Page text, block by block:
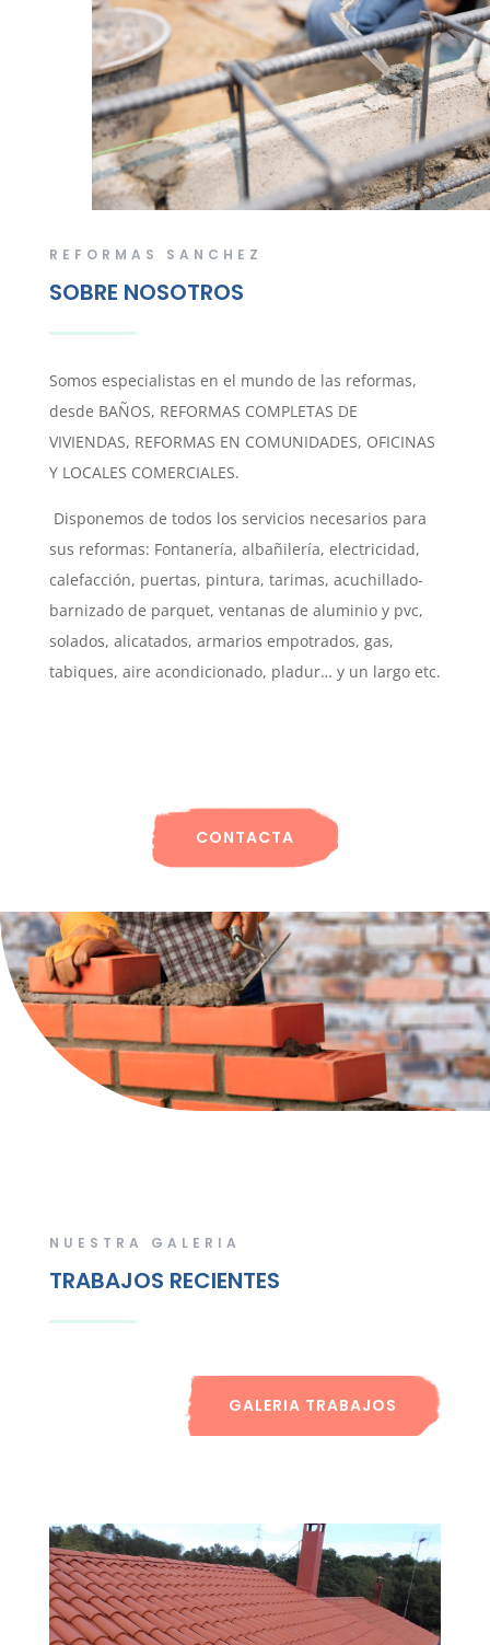
REFORMAS SANCHEZ
SOBRE NOSOTROS
Somos especialistas en el mundo de las reformas,
desde BAÑOS, REFORMAS COMPLETAS DE
VIVIENDAS, REFORMAS EN COMUNIDADES, OFICINAS
Y LOCALES COMERCIALES.
Disponemos de todos los servicios necesarios para
sus reformas: Fontanería, albañilería, electricidad,
calefacción, puertas, pintura, tarimas, acuchillado-
barnizado de parquet, ventanas de aluminio y pvc,
solados, alicatados, armarios empotrados, gas,
tabiques, aire acondicionado, pladur… y un largo etc.
CONTACTA
NUESTRA GALERIA
TRABAJOS RECIENTES
GALERIA TRABAJOS